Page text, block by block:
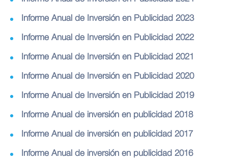
Informe Anual de Inversión en Publicidad 2023
Informe Anual de Inversión en Publicidad 2022
Informe Anual de Inversión en Publicidad 2021
Informe Anual de Inversión en Publicidad 2020
Informe Anual de Inversión en Publicidad 2019
Informe Anual de inversión en publicidad 2018
Informe Anual de inversión en publicidad 2017
Informe Anual de inversión en publicidad 2016